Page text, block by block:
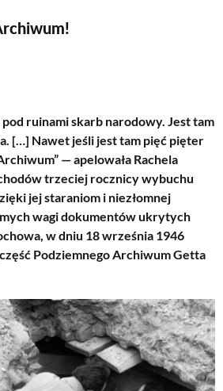
ruinami skarb narodowy. Jest tam
[…] Nawet jeśli jest tam pięć pięter
— apelowała Rachela
trzeciej rocznicy wybuchu
jej staraniom i niezłomnej
wagi dokumentów ukrytych
w dniu 18 września 1946
Podziemnego Archiwum Getta